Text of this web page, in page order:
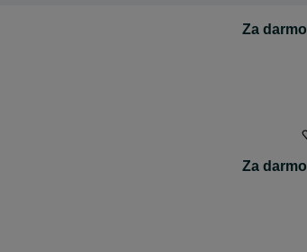
Za darmo
Za darmo